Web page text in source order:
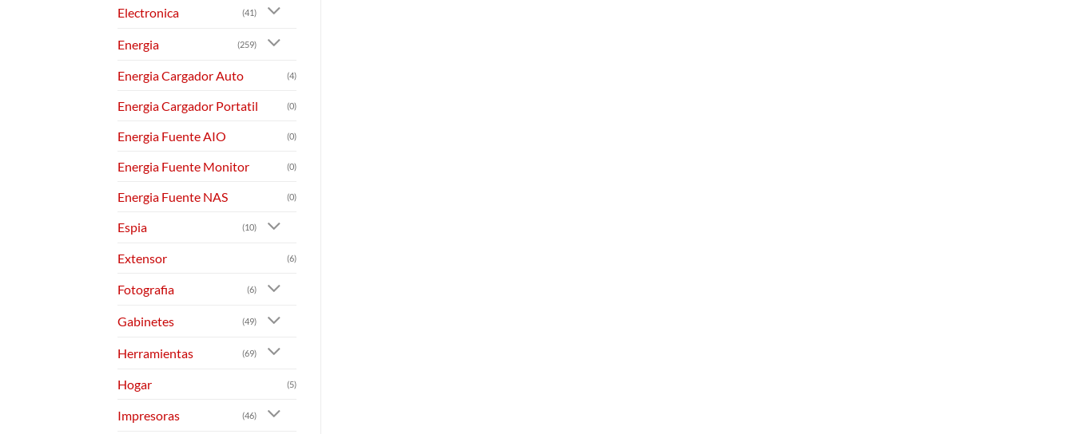
Electronica (41)
Energia (259)
Energia Cargador Auto (4)
Energia Cargador Portatil (0)
Energia Fuente AIO (0)
Energia Fuente Monitor (0)
Energia Fuente NAS (0)
Espia (10)
Extensor (6)
Fotografia (6)
Gabinetes (49)
Herramientas (69)
Hogar (5)
Impresoras (46)